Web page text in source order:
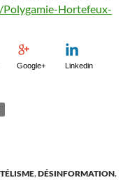
Hortefeux-
Google+ Linkedin
,DÉSINFORMATION,